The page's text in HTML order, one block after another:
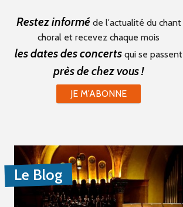
Restez informé de l'actualité du chant
choral et recevez chaque mois
les dates des concerts qui se passent
près de chez vous !
JE M'ABONNE
Le Blog